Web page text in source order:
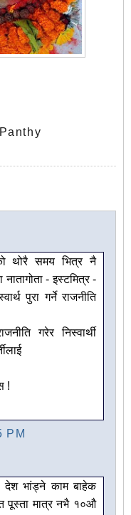
थोरै समय भित्र नै
- इस्टमित्र -
पुरा गर्ने राजनीति
गरेर निस्वार्थी
!
PM
देश भांड्ने काम बाहेक
पूस्ता मात्र नभै १०औ